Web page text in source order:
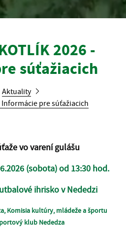
2026 -
súťažiacich
Aktuality
Informácie pre súťažiacich
vo varení gulášu
(sobota) od 13:30 hod.
ihrisko v Nededzi
Komisia kultúry, mládeže a športu
klub Nededza